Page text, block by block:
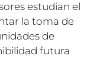
estudian el
la toma de
de
futura